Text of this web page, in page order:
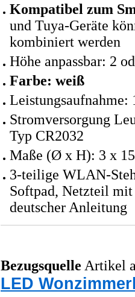
Kompatibel zum
und Tuya-Geräte
kombiniert werden
Höhe anpassbar: 2
Farbe: weiß
Leistungsaufnahme:
Stromversorgung
Typ CR2032
Maße (Ø x H): 3 x
3-teilige WLAN-
Softpad, Netzteil
deutscher Anleitung
Bezugsquelle Artikel
LED